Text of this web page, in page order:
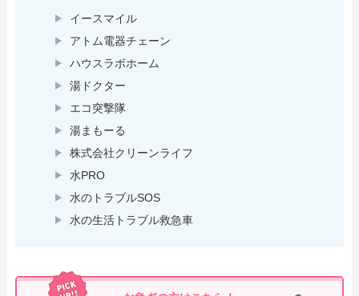
イースマイル
アトム電器チェーン
ハウスラボホーム
湯ドクター
エコ突撃隊
湯まもーる
株式会社クリーンライフ
水PRO
水のトラブルSOS
水の生活トラブル救急車